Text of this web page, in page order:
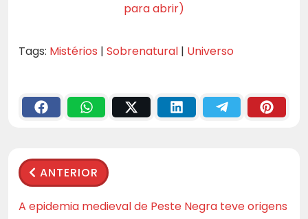
para abrir)
Tags: Mistérios | Sobrenatural | Universo
ANTERIOR
A epidemia medieval de Peste Negra teve origens